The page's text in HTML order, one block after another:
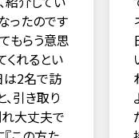
ったのです
もらう意思
れるとい
は2名で訪
引き取り
れ大丈夫で